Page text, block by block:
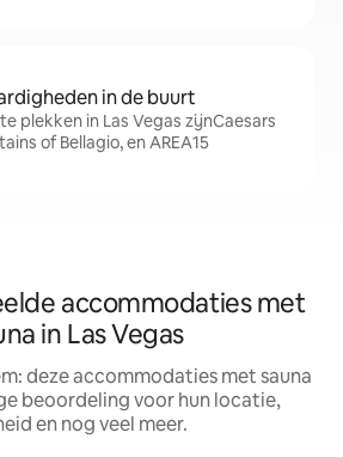
in de buurt
plekken in Las Vegas zijnCaesars
of Bellagio, en AREA15
accommodaties met
in Las Vegas
deze accommodaties met sauna
beoordeling voor hun locatie,
en nog veel meer.